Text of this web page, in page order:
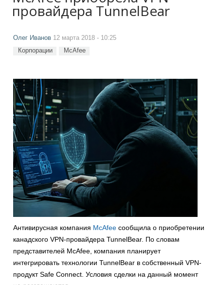
провайдера TunnelBear
Олег Иванов 12 марта 2018 - 10:25
Корпорации McAfee
Антивирусная компания McAfee сообщила о приобретении
канадского VPN-провайдера TunnelBear. По словам
представителей McAfee, компания планирует
интегрировать технологии TunnelBear в собственный VPN-
продукт Safe Connect. Условия сделки на данный момент